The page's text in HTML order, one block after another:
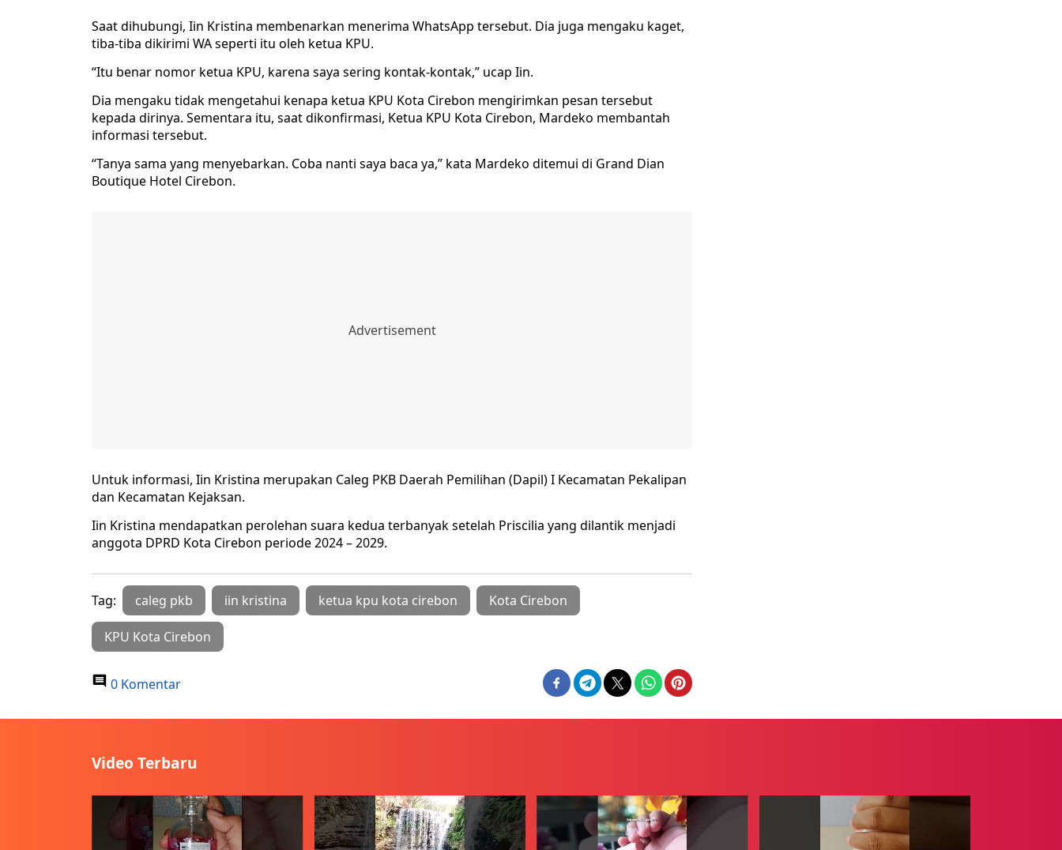
Saat dihubungi, Iin Kristina membenarkan menerima WhatsApp tersebut. Dia juga mengaku kaget,
tiba-tiba dikirimi WA seperti itu oleh ketua KPU.
“Itu benar nomor ketua KPU, karena saya sering kontak-kontak,” ucap Iin.
Dia mengaku tidak mengetahui kenapa ketua KPU Kota Cirebon mengirimkan pesan tersebut
kepada dirinya. Sementara itu, saat dikonfirmasi, Ketua KPU Kota Cirebon, Mardeko membantah
informasi tersebut.
“Tanya sama yang menyebarkan. Coba nanti saya baca ya,” kata Mardeko ditemui di Grand Dian
Boutique Hotel Cirebon.
Untuk informasi, Iin Kristina merupakan Caleg PKB Daerah Pemilihan (Dapil) I Kecamatan Pekalipan
dan Kecamatan Kejaksan.
Iin Kristina mendapatkan perolehan suara kedua terbanyak setelah Priscilia yang dilantik menjadi
anggota DPRD Kota Cirebon periode 2024 – 2029.
Tag: caleg pkb iin kristina ketua kpu kota cirebon Kota Cirebon
KPU Kota Cirebon
0 Komentar
Video Terbaru